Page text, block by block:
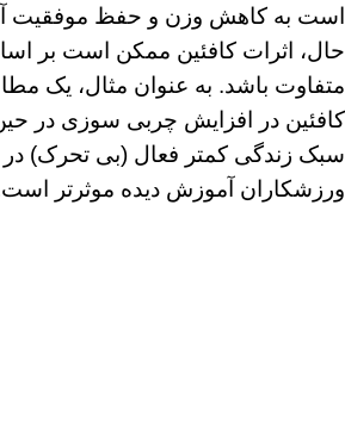
است به کاهش وزن و حفظ موفقیت
حال، اثرات کافئین ممکن است بر
متفاوت باشد. به عنوان مثال، یک
کافئین در افزایش چربی سوزی در
سبک زندگی کمتر فعال (بی تحرک) در
ورزشکاران آموزش دیده موثرتر